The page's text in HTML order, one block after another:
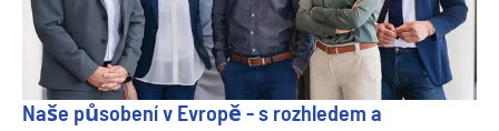
Naše působení v Evropě - s rozhledem a